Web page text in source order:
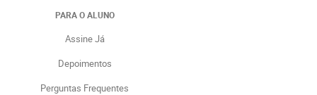
PARA O ALUNO
Assine Já
Depoimentos
Perguntas Frequentes